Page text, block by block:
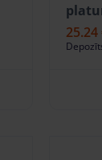
25.24